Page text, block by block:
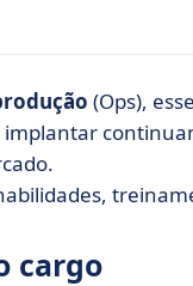
(Ops), esse
implantar
cargo